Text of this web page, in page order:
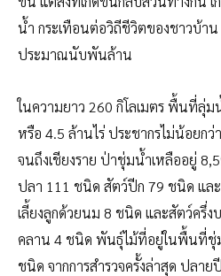
น้ำ กระเทือนต่อวิถีชีวิตของชาวบ้า
ประมาณนับพันล้าน
ในความยาว 260 กิโลเมตร พื้นที่ลุ่ม
หรือ 4.5 ล้านไร่ ประชากรไม่น้อยก
จนถึงเชียงราย ป่าชุ่มน้ำเหลืออยู่
ปลา 111 ชนิด สัตว์ปีก 79 ชนิด แ
เลี้ยงลูกด้วยนม 8 ชนิด และสัตว์ครึ่ง
คลาน 4 ชนิด พันธุ์ไม้ที่อยู่ในพื้นที่ชุ่
ชนิด จากการสำรวจครั้งล่าสุด ปลา